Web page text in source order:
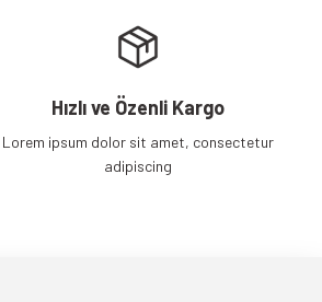
Hızlı ve Özenli Kargo
Lorem ipsum dolor sit amet, consectetur
adipiscing